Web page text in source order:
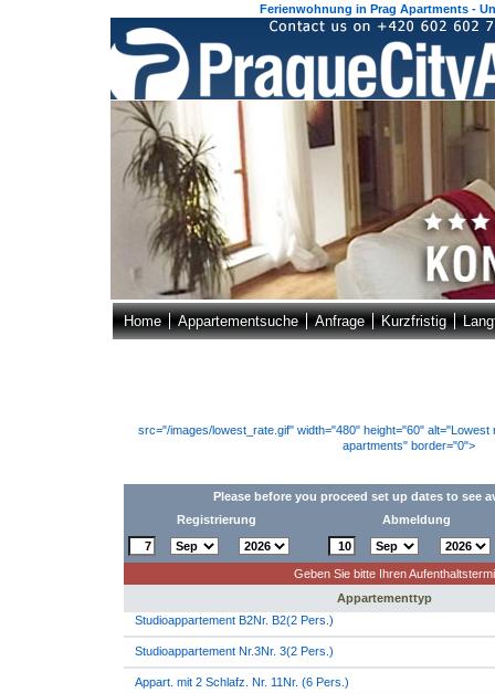
Ferienwohnung in Prag Apartments -
Home Appartementsuche Anfrage Kurzfristig
src="/images/lowest_rate.gif" width="480" height="60"
apartments" border="0">
Please before you proceed set up dates to see
Registrierung
Abmeldung
Geben Sie bitte Ihren
Appartementtyp
Studioappartement B2Nr. B2(2 Pers.)
Studioappartement Nr.3Nr. 3(2 Pers.)
Appart. mit 2 Schlafz. Nr. 11Nr. (6 Pers.)